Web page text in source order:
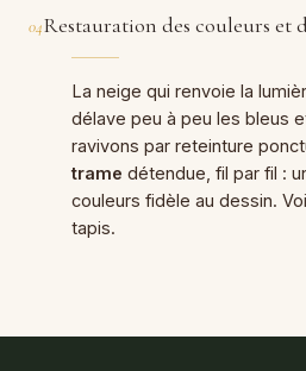
04Restauration des couleurs et
La neige qui renvoie la
délave peu à peu les bleus
ravivons par reteinture
trame détendue, fil par fil :
couleurs fidèle au dessin.
tapis.